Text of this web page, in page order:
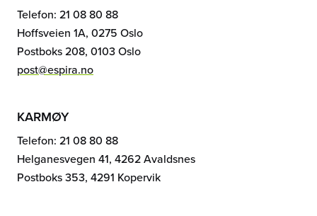
Telefon: 21 08 80 88
Hoffsveien 1A, 0275 Oslo
Postboks 208, 0103 Oslo
post@espira.no
KARMØY
Telefon: 21 08 80 88
Helganesvegen 41, 4262 Avaldsnes
Postboks 353, 4291 Kopervik